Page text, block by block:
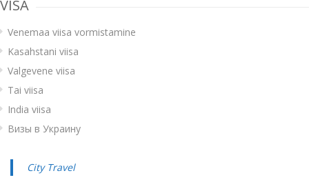
VISA
Venemaa viisa vormistamine
Kasahstani viisa
Valgevene viisa
Tai viisa
India viisa
Визы в Украину
City Travel